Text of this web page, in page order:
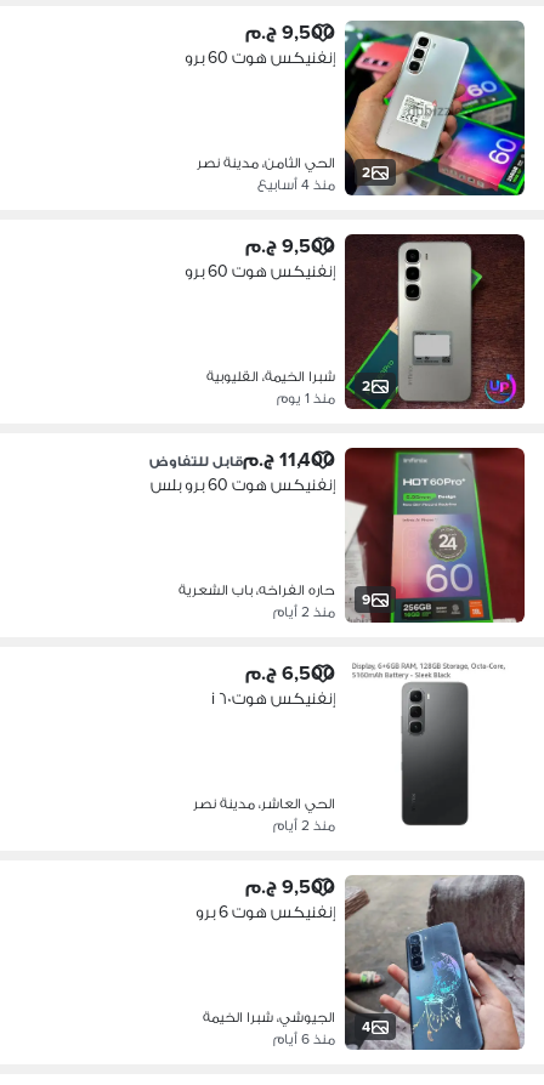
2
9,500 ج.م
إنفنيكس هوت 60 برو
الحي الثامن، مدينة نصر
منذ 4 أسابيع
2
9,500 ج.م
إنفنيكس هوت 60 برو
شبرا الخيمة، القليوبية
منذ 1 يوم
9
11,400 ج.م قابل للتفاوض
إنفنيكس هوت 60 برو بلس
حاره الفراخه، باب الشعرية
منذ 2 أيام
6,500 ج.م
إنفنيكس هوت ٦٠ i
الحي العاشر، مدينة نصر
منذ 2 أيام
4
9,500 ج.م
إنفنيكس هوت 6 برو
الجيوشي، شبرا الخيمة
منذ 6 أيام